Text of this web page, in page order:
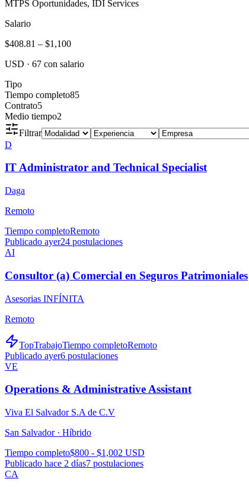
MTPS Oportunidades, IDI Services
Salario
$408.81 – $1,100
USD · 67 con salario
Tipo
Tiempo completo85
Contrato5
Medio tiempo2
Filtrar
D
IT Administrator and Technical Specialist
Daga
Remoto
Tiempo completoRemoto
Publicado ayer24 postulaciones
AI
Consultor (a) Comercial en Seguros Patrimoniales
Asesorias INFÍNITA
Remoto
TopTrabajoTiempo completoRemoto
Publicado ayer6 postulaciones
VE
Operations & Administrative Assistant
Viva El Salvador S.A de C.V
San Salvador · Híbrido
Tiempo completo$800 - $1,002 USD
Publicado hace 2 días7 postulaciones
CA